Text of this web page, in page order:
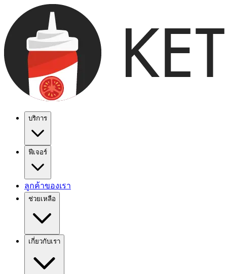
บริการ
ฟีเจอร์
ลูกค้าของเรา
ช่วยเหลือ
เกี่ยวกับเรา